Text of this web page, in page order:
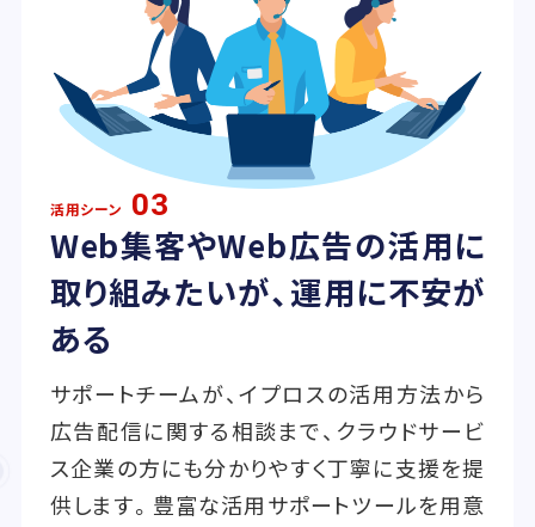
活用シーン 03
Web集客やWeb広告の活用に
取り組みたいが、運用に不安が
ある
サポートチームが、イプロスの活用方法から
広告配信に関する相談まで、クラウドサービ
ス企業の方にも分かりやすく丁寧に支援を提
供します。豊富な活用サポートツールを用意